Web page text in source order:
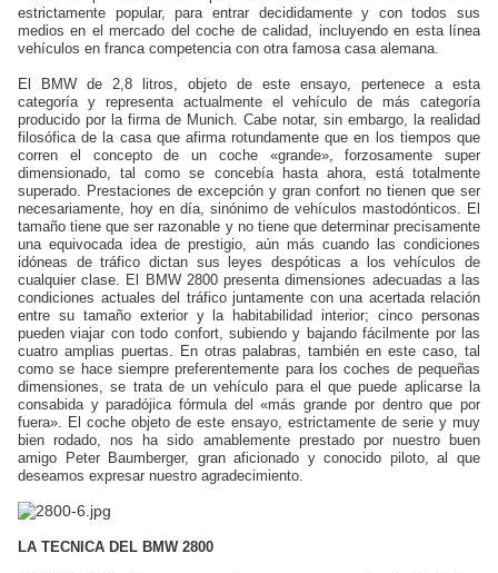
estrictamente popular, para entrar decididamente y con todos sus
medios en el mercado del coche de calidad, incluyendo en esta línea
vehículos en franca competencia con otra famosa casa alemana.
El BMW de 2,8 litros, objeto de este ensayo, pertenece a esta
categoría y representa actualmente el vehículo de más categoría
producido por la firma de Munich. Cabe notar, sin embargo, la realidad
filosófica de la casa que afirma rotundamente que en los tiempos que
corren el concepto de un coche «grande», forzosamente super
dimensionado, tal como se concebía hasta ahora, está totalmente
superado. Prestaciones de excepción y gran confort no tienen que ser
necesariamente, hoy en día, sinónimo de vehículos mastodónticos. El
tamaño tiene que ser razonable y no tiene que determinar precisamente
una equivocada idea de prestigio, aún más cuando las condiciones
idóneas de tráfico dictan sus leyes despóticas a los vehículos de
cualquier clase. El BMW 2800 presenta dimensiones adecuadas a las
condiciones actuales del tráfico juntamente con una acertada relación
entre su tamaño exterior y la habitabilidad interior; cinco personas
pueden viajar con todo confort, subiendo y bajando fácilmente por las
cuatro amplias puertas. En otras palabras, también en este caso, tal
como se hace siempre preferentemente para los coches de pequeñas
dimensiones, se trata de un vehículo para el que puede aplicarse la
consabida y paradójica fórmula del «más grande por dentro que por
fuera». El coche objeto de este ensayo, estrictamente de serie y muy
bien rodado, nos ha sido amablemente prestado por nuestro buen
amigo Peter Baumberger, gran aficionado y conocido piloto, al que
deseamos expresar nuestro agradecimiento.
LA TECNICA DEL BMW 2800